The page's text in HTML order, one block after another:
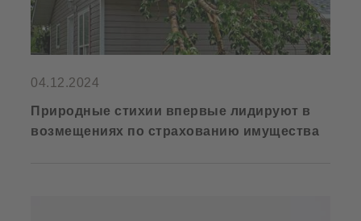
04.12.2024
Природные стихии впервые лидируют в
возмещениях по страхованию имущества